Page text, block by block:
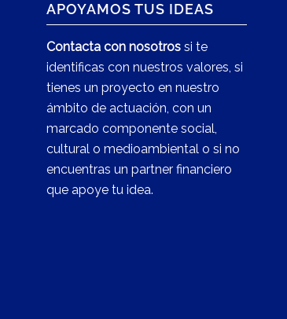
APOYAMOS TUS IDEAS
Contacta con nosotrossi te
identificas con nuestros valores, si
tienes un proyecto en nuestro
ámbito de actuación, con un
marcado componente social,
cultural o medioambiental o si no
encuentras un partner financiero
que apoye tu idea.